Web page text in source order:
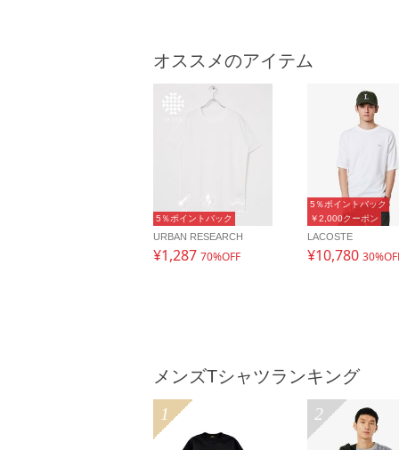
オススメのアイテム
5％ポイントバック
URBAN RESEARCH
¥1,287 70%OFF
￥2,000クーポン
5％ポイントバック
LACOSTE
¥10,780
メンズTシャツランキング
1
2